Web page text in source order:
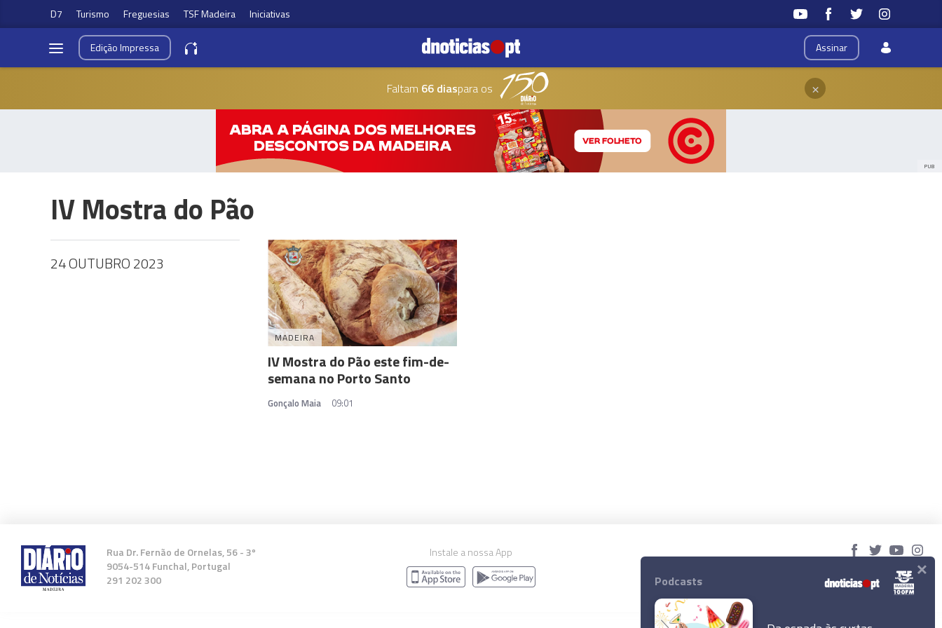
D7 Turismo Freguesias TSF Madeira Iniciativas
Assinar
EdiçãoImpressa
Faltam 66 diaspara os ×
PUB
IV Mostra do Pão
24 OUTUBRO 2023
MADEIRA
IV Mostra do Pão este fim-de-
semana no Porto Santo
Gonçalo Maia 09:01
Rua Dr. Fernão de Ornelas, 56 - 3º
9054-514 Funchal, Portugal
291 202 300
Instale a nossa App
© 2023 Empresa Diário de Notícias, Lda.
Todos os direitos reservados.
Podcasts ×